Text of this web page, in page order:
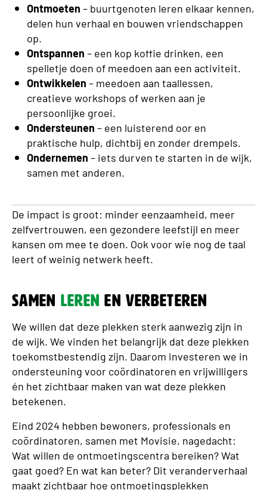
Ontmoeten – buurtgenoten leren elkaar kennen,
delen hun verhaal en bouwen vriendschappen
op.
Ontspannen – een kop koffie drinken, een
spelletje doen of meedoen aan een activiteit.
Ontwikkelen – meedoen aan taallessen,
creatieve workshops of werken aan je
persoonlijke groei.
Ondersteunen – een luisterend oor en
praktische hulp, dichtbij en zonder drempels.
Ondernemen – iets durven te starten in de wijk,
samen met anderen.
De impact is groot: minder eenzaamheid, meer
zelfvertrouwen, een gezondere leefstijl en meer
kansen om mee te doen. Ook voor wie nog de taal
leert of weinig netwerk heeft.
Samen leren en verbeteren
We willen dat deze plekken sterk aanwezig zijn in
de wijk. We vinden het belangrijk dat deze plekken
toekomstbestendig zijn. Daarom investeren we in
ondersteuning voor coördinatoren en vrijwilligers
én het zichtbaar maken van wat deze plekken
betekenen.
Eind 2024 hebben bewoners, professionals en
coördinatoren, samen met Movisie, nagedacht:
Wat willen de ontmoetingscentra bereiken? Wat
gaat goed? En wat kan beter? Dit veranderverhaal
maakt zichtbaar hoe ontmoetingsplekken